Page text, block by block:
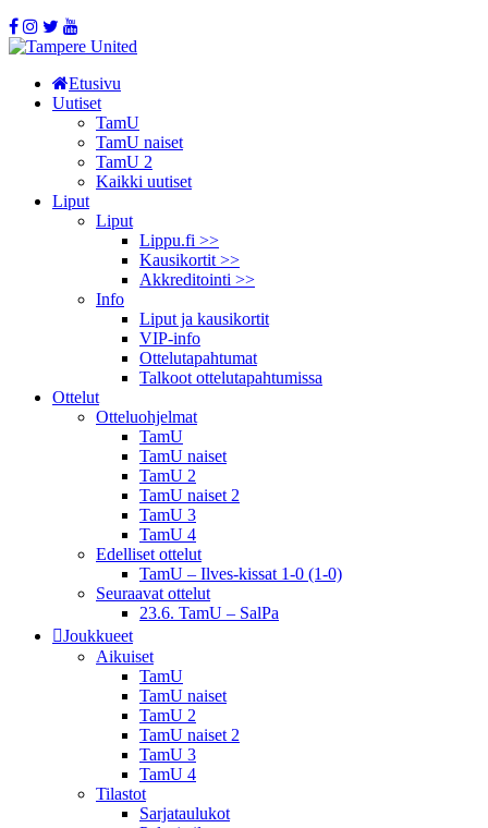
Etusivu
Uutiset
TamU
TamU naiset
TamU 2
Kaikki uutiset
Liput
Liput
Lippu.fi >>
Kausikortit >>
Akkreditointi >>
Info
Liput ja kausikortit
VIP-info
Ottelutapahtumat
Talkoot ottelu­tapahtumissa
Ottelut
Otteluohjelmat
TamU
TamU naiset
TamU 2
TamU naiset 2
TamU 3
TamU 4
Edelliset ottelut
TamU – Ilves-kissat 1-0 (1-0)
Seuraavat ottelut
23.6. TamU – SalPa
Joukkueet
Aikuiset
TamU
TamU naiset
TamU 2
TamU naiset 2
TamU 3
TamU 4
Tilastot
Sarjataulukot